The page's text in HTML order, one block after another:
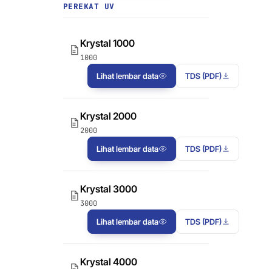
PEREKAT UV
Krystal 1000
1000
Lihat lembar data
TDS (PDF)
Krystal 2000
2000
Lihat lembar data
TDS (PDF)
Krystal 3000
3000
Lihat lembar data
TDS (PDF)
Krystal 4000